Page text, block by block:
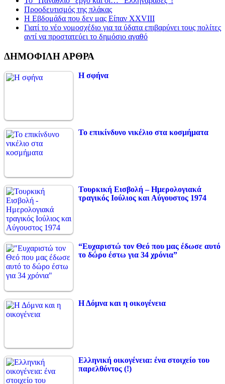
Προοδευτισμός της πλάκας
Η Εβδομάδα που δεν μας Είπαν XXVIII
Γιατί το νέο νομοσχέδιο για τα ύδατα επιβαρύνει τους πολίτες
αντί να προστατεύει το δημόσιο αγαθό
ΔΗΜΟΦΙΛΗ ΑΡΘΡΑ
Η σφήνα
Το επικίνδυνο νικέλιο στα κοσμήματα
Τουρκική Εισβολή – Ημερολογιακά
τραγικός Ιούλιος και Αύγουστος 1974
“Ευχαριστώ τον Θεό που μας έδωσε αυτό
το δώρο έστω για 34 χρόνια”
Η Δόμνα και η οικογένεια
Ελληνική οικογένεια: ένα στοιχείο του
παρελθόντος (!)